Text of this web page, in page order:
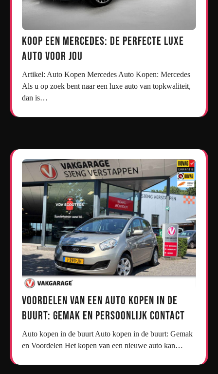
Koop een Mercedes: De Perfecte Luxe
Auto voor Jou
Artikel: Auto Kopen Mercedes Auto Kopen: Mercedes
Als u op zoek bent naar een luxe auto van topkwaliteit,
dan is…
Voordelen van een Auto Kopen in de
Buurt: Gemak en Persoonlijk Contact
Auto kopen in de buurt Auto kopen in de buurt: Gemak
en Voordelen Het kopen van een nieuwe auto kan…